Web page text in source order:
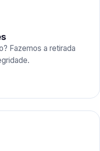
Fazemos a retirada